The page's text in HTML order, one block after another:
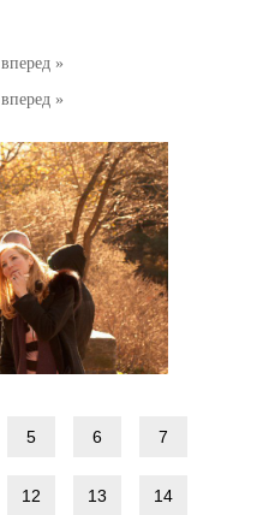
вперед »
вперед »
5 6 7
12 13 14